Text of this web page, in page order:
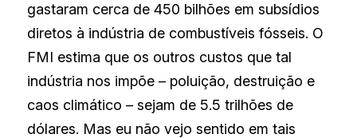
gastaram cerca de 450 bilhões em subsídios
diretos à indústria de combustíveis fósseis. O
FMI estima que os outros custos que tal
indústria nos impõe – poluição, destruição e
caos climático – sejam de 5.5 trilhões de
dólares. Mas eu não vejo sentido em tais